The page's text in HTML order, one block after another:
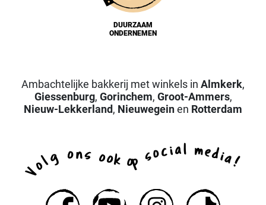
DUURZAAM
ONDERNEMEN
Ambachtelijke bakkerij met winkels in Almkerk,
Giessenburg, Gorinchem, Groot-Ammers,
Nieuw-Lekkerland, Nieuwegeinen Rotterdam
V
o
lg ons ook o
p social media!